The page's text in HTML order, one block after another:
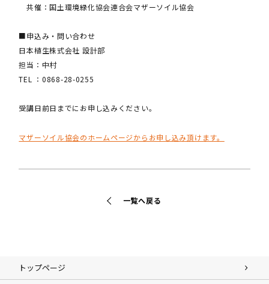
共催：国土環境緑化協会連合会マザーソイル協会
■申込み・問い合わせ
日本植生株式会社 設計部
担当：中村
TEL ：0868-28-0255
受講日前日までにお申し込みください。
マザーソイル協会のホームページからお申し込み頂けます。
一覧へ戻る
トップページ